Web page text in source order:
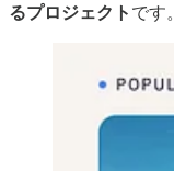
るプロジェクト です。